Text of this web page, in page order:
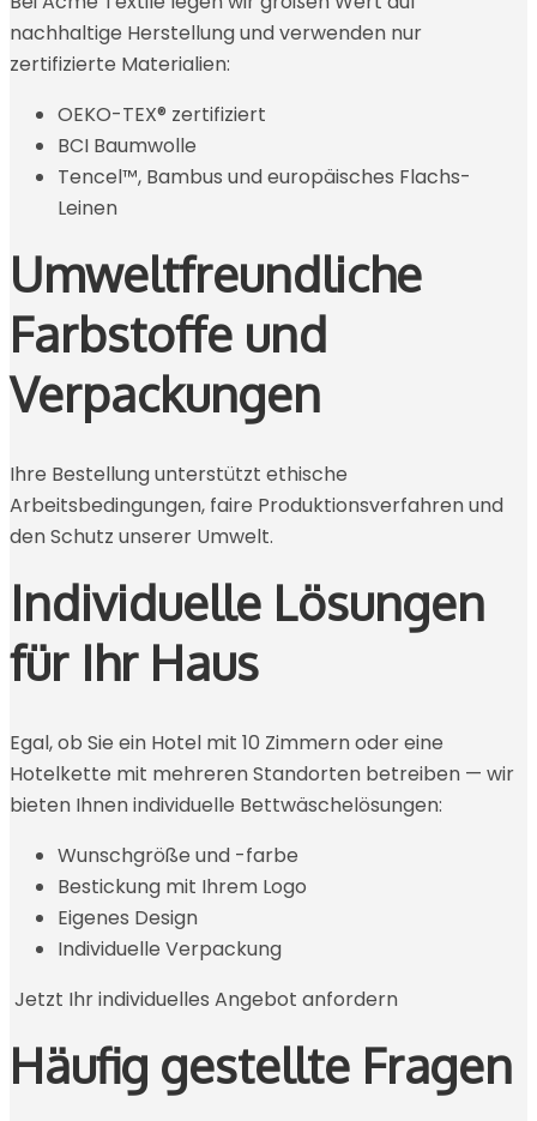
nachhaltige Herstellung und verwenden nur
zertifizierte Materialien:
OEKO-TEX® zertifiziert
BCI Baumwolle
Tencel™, Bambus und europäisches Flachs-
Leinen
Umweltfreundliche
Farbstoffe und
Verpackungen
Ihre Bestellung unterstützt ethische
Arbeitsbedingungen, faire Produktionsverfahren und
den Schutz unserer Umwelt.
Individuelle Lösungen
für Ihr Haus
Egal, ob Sie ein Hotel mit 10 Zimmern oder eine
Hotelkette mit mehreren Standorten betreiben — wir
bieten Ihnen individuelle Bettwäschelösungen:
Wunschgröße und -farbe
Bestickung mit Ihrem Logo
Eigenes Design
Individuelle Verpackung
Jetzt Ihr individuelles Angebot anfordern
Häufig gestellte Fragen